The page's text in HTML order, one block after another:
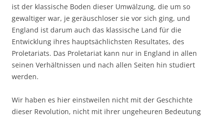
ist der klassische Boden dieser Umwälzung, die um so
gewaltiger war, je geräuschloser sie vor sich ging, und
England ist darum auch das klassische Land für die
Entwicklung ihres hauptsächlichsten Resultates, des
Proletariats. Das Proletariat kann nur in England in allen
seinen Verhältnissen und nach allen Seiten hin studiert
werden.
Wir haben es hier einstweilen nicht mit der Geschichte
dieser Revolution, nicht mit ihrer ungeheuren Bedeutung